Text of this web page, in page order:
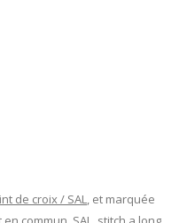
de croix / SAL, et marquée